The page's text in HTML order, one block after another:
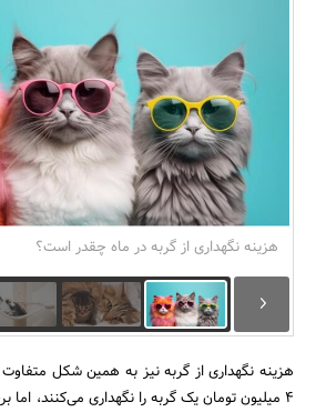
هزینه نگهداری از گربه در ماه چقدر است؟
هزینه نگهداری از گربه نیز به همین شکل